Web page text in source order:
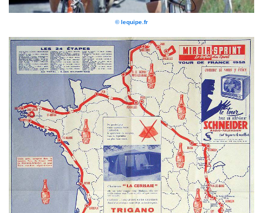
© lequipe.fr